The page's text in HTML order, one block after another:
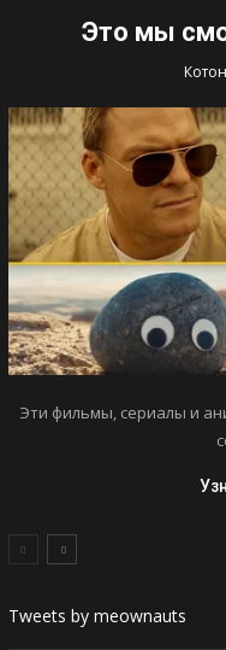
Это мы
Эти фильмы, сериалы и
Tweets by meownauts